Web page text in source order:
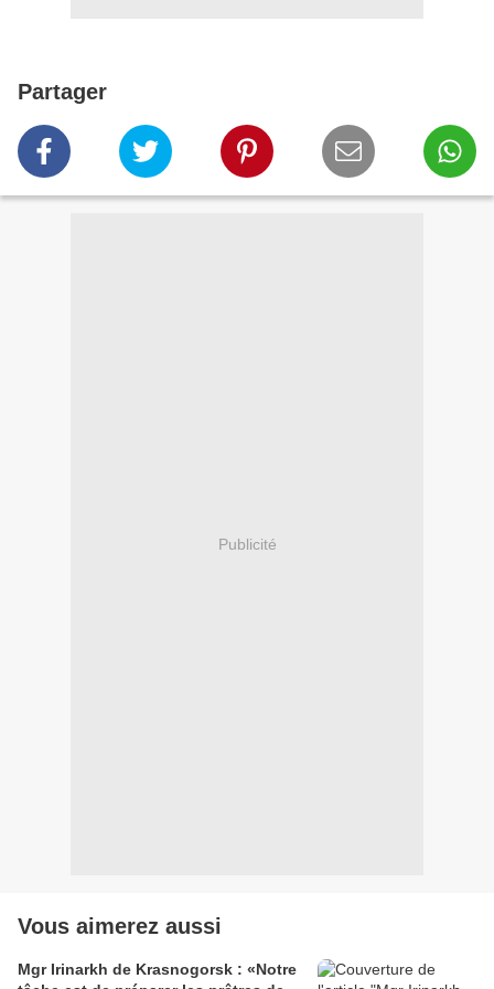
Partager
Publicité
Vous aimerez aussi
Mgr Irinarkh de Krasnogorsk : «Notre